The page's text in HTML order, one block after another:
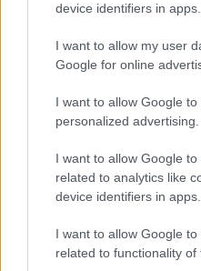
device identifiers in apps.
I want to allow my user
Google for online
I want to allow Google to
personalized advertising.
I want to allow Google
related to analytics like
device identifiers in apps.
I want to allow Google
related to functionality of
Kövesd a